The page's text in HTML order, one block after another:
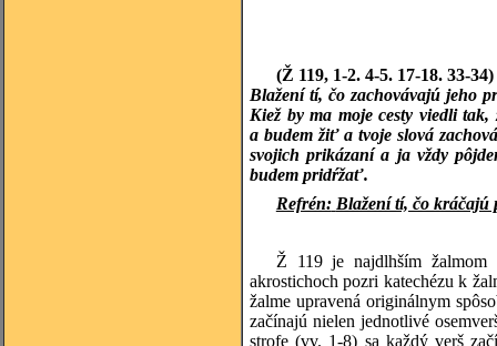
(Ž 119, 1-2. 4-5. 17-18. 33-34)
Blažení tí, čo zachovávajú jeho
Kiež by ma moje cesty viedli
a budem žiť a tvoje slová
svojich prikázaní a ja vždy
budem pridŕžať.
Refrén: Blažení tí, čo kráčajú
Ž 119 je najdlhším žalmom
akrostichoch pozri katechézu k
žalme upravená originálnym
začínajú nielen jednotlivé
strofe (vv. 1-8) sa každý verš